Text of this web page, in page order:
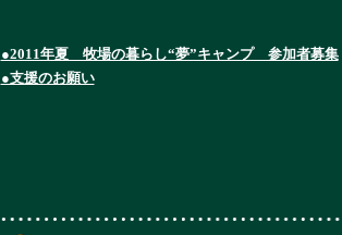
●2011年夏 牧場の暮らし“夢”キャンプ 参加者募集
●支援のお願い